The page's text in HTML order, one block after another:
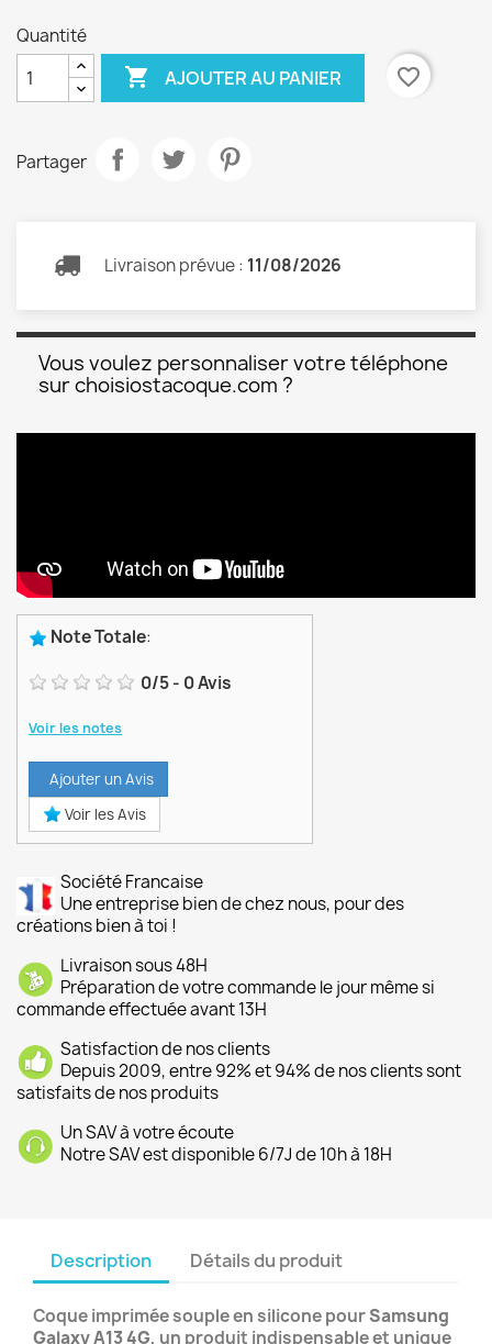
Quantité
 AJOUTER AU PANIER favorite_border
Partager
Livraison prévue : 11/08/2026
Vous voulez personnaliser votre téléphone
sur choisiostacoque.com ?
Note Totale:
0/5- 0Avis
Voir les notes
Ajouter un Avis
Voir les Avis
Société Francaise
Une entreprise bien de chez nous, pour des
créations bien à toi !
Livraison sous 48H
Préparation de votre commande le jour même si
commande effectuée avant 13H
Satisfaction de nos clients
Depuis 2009, entre 92% et 94% de nos clients sont
satisfaits de nos produits
Un SAV à votre écoute
Notre SAV est disponible 6/7J de 10h à 18H
Description Détails du produit
Coque imprimée souple en silicone pourSamsung
Galaxy A13 4G, un produit indispensable et unique